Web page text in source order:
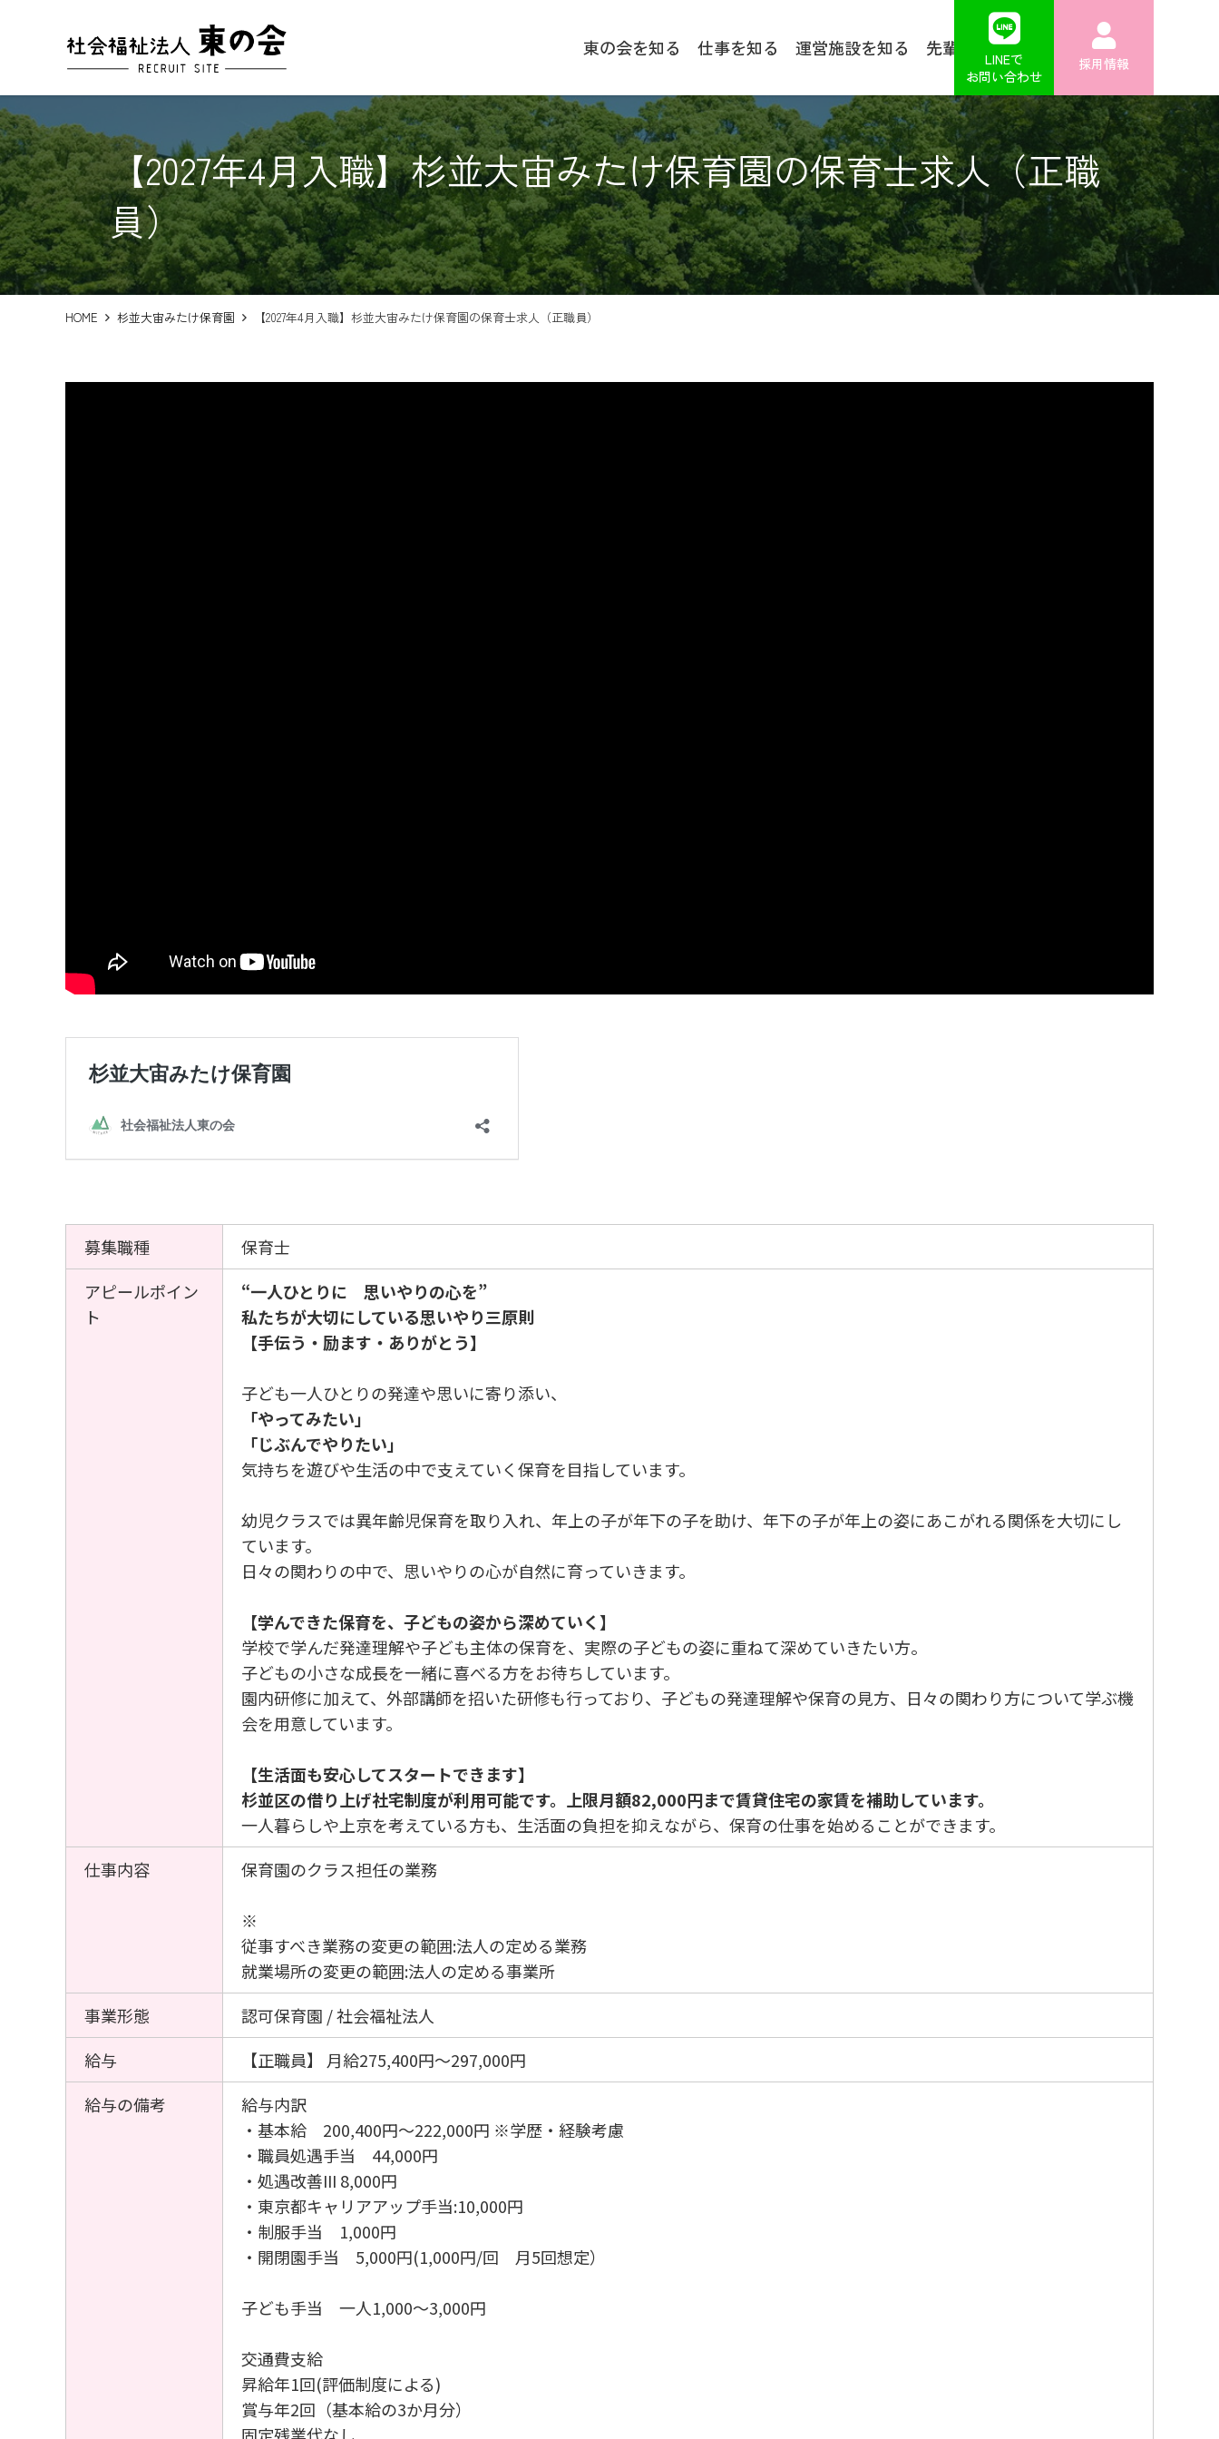
東の会を知る 仕事を知る 運営施設を知る 先輩からのメッセージ FAQ
採用情報
LINEで
お問い合わせ
【2027年4月入職】杉並大宙みたけ保育園の保育士求人（正職
員）
HOME 杉並大宙みたけ保育園 【2027年4月入職】杉並大宙みたけ保育園の保育士求人（正職員）
募集職種
保育士
アピールポイン
ト
“一人ひとりに 思いやりの心を”
私たちが大切にしている思いやり三原則
【手伝う・励ます・ありがとう】
子ども一人ひとりの発達や思いに寄り添い、
「やってみたい」
「じぶんでやりたい」
気持ちを遊びや生活の中で支えていく保育を目指しています。
幼児クラスでは異年齢児保育を取り入れ、年上の子が年下の子を助け、年下の子が年上の姿にあこがれる関係を大切にし
ています。
日々の関わりの中で、思いやりの心が自然に育っていきます。
【学んできた保育を、子どもの姿から深めていく】
学校で学んだ発達理解や子ども主体の保育を、実際の子どもの姿に重ねて深めていきたい方。
子どもの小さな成長を一緒に喜べる方をお待ちしています。
園内研修に加えて、外部講師を招いた研修も行っており、子どもの発達理解や保育の見方、日々の関わり方について学ぶ機
会を用意しています。
【生活面も安心してスタートできます】
杉並区の借り上げ社宅制度が利用可能です。上限月額82,000円まで賃貸住宅の家賃を補助しています。
一人暮らしや上京を考えている方も、生活面の負担を抑えながら、保育の仕事を始めることができます。
仕事内容
保育園のクラス担任の業務
※
従事すべき業務の変更の範囲:法人の定める業務
就業場所の変更の範囲:法人の定める事業所
事業形態
認可保育園 / 社会福祉法人
給与
【正職員】 月給275,400円〜297,000円
給与の備考
給与内訳
・基本給 200,400円～222,000円 ※学歴・経験考慮
・職員処遇手当 44,000円
・処遇改善III 8,000円
・東京都キャリアアップ手当:10,000円
・制服手当 1,000円
・開閉園手当 5,000円(1,000円/回 月5回想定）
子ども手当 一人1,000～3,000円
交通費支給
昇給年1回(評価制度による)
賞与年2回（基本給の3か月分）
固定残業代なし